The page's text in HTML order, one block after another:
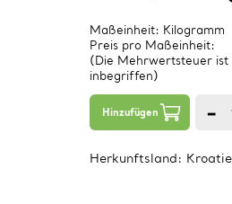
Maßeinheit: Kilogramm
Preis pro Maßeinheit:
(Die Mehrwertsteuer ist
inbegriffen)
Hinzufügen −
Herkunftsland: